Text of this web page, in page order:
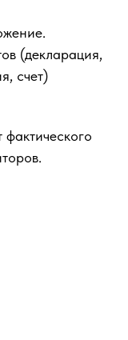
(декларация,
счет)